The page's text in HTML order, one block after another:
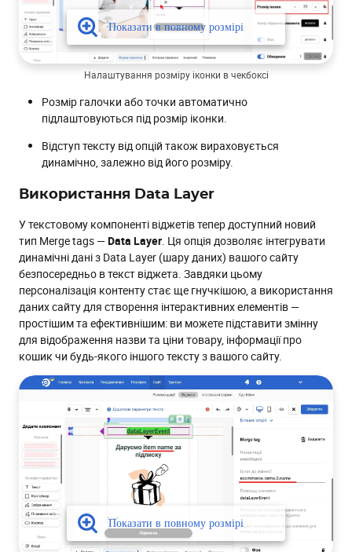
Налаштування розміру іконки в чекбоксі
Розмір галочки або точки автоматично
підлаштовуються під розмір іконки.
Відступ тексту від опцій також вираховується
динамічно, залежно від його розміру.
Використання Data Layer
У текстовому компоненті віджетів тепер доступний новий
тип Merge tags —Data Layer. Ця опція дозволяє інтегрувати
динамічні дані з Data Layer (шару даних) вашого сайту
безпосередньо в текст віджета. Завдяки цьому
персоналізація контенту стає ще гнучкішою, а використання
даних сайту для створення інтерактивних елементів —
простішим та ефективнішим: ви можете підставити змінну
для відображення назви та ціни товару, інформації про
кошик чи будь-якого іншого тексту з вашого сайту.